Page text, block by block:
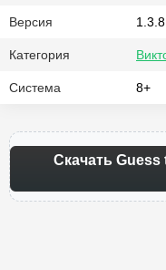
Версия 1.3.8
Категория
Система 8+
Скачать